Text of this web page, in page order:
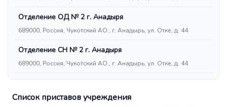
Отделение ОД № 2 г. Анадыря
689000, Россия, Чукотский АО., г. Анадырь, ул. Отке, д. 44
Отделение СН № 2 г. Анадыря
689000, Россия, Чукотский АО., г. Анадырь, ул. Отке, д. 44
Список приставов учреждения